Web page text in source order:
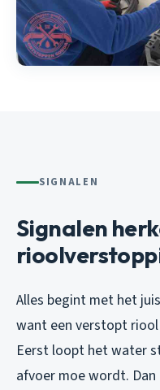
SIGNALEN
Signalen
Alles begint met het
want een verstopt
Eerst loopt het water
afvoer moe wordt.